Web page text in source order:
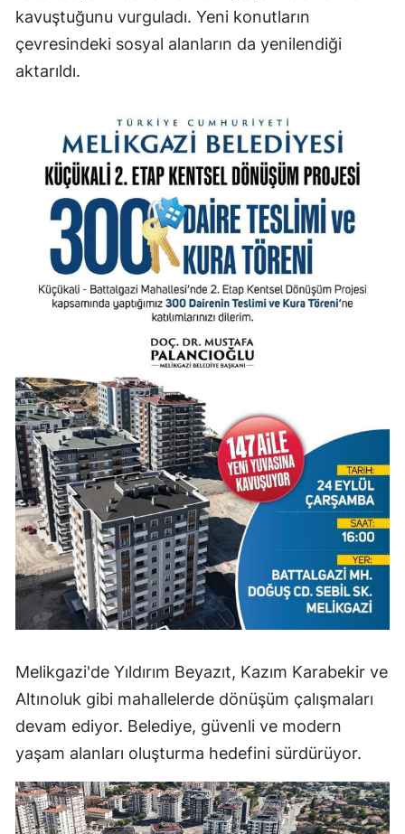
kavuştuğunu vurguladı. Yeni konutların
çevresindeki sosyal alanların da yenilendiği
aktarıldı.
Melikgazi'de Yıldırım Beyazıt, Kazım Karabekir ve
Altınoluk gibi mahallelerde dönüşüm çalışmaları
devam ediyor. Belediye, güvenli ve modern
yaşam alanları oluşturma hedefini sürdürüyor.